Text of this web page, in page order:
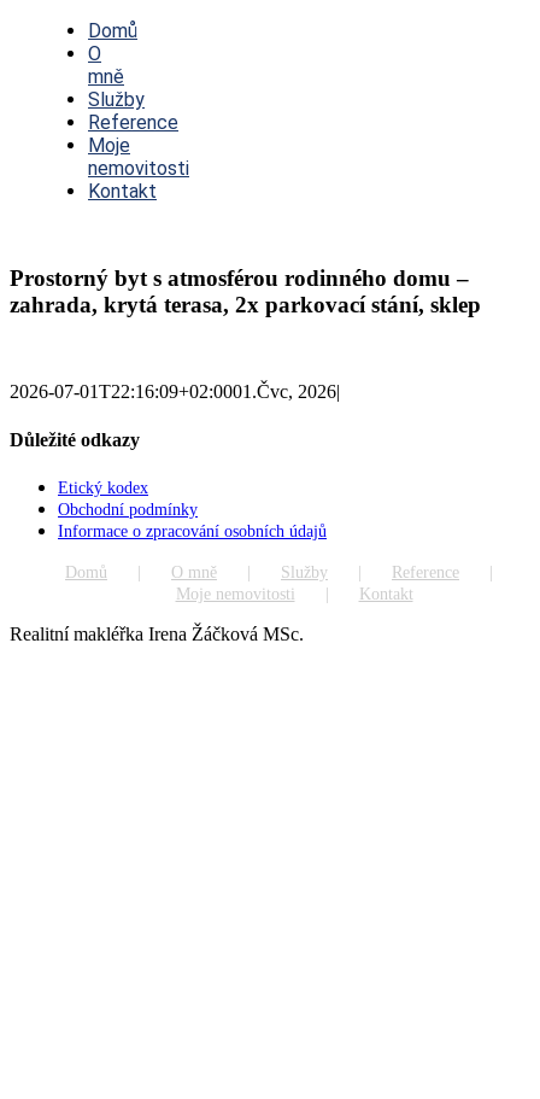
NavigationDomů
O
mně
Služby
Reference
Moje
nemovitosti
Kontakt
Prostorný byt s atmosférou rodinného domu –
zahrada, krytá terasa, 2x parkovací stání, sklep
2026-07-01T22:16:09+02:0001.Čvc, 2026|
Důležité odkazy
Etický kodex
Obchodní podmínky
Informace o zpracování osobních údajů
Domů O mně Služby
Reference
Moje nemovitosti
Kontakt
Realitní makléřka Irena Žáčková MSc.